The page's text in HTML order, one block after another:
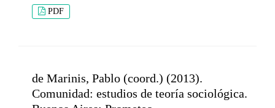
PDF
de Marinis, Pablo (coord.) (2013).
Comunidad: estudios de teoría sociológica.